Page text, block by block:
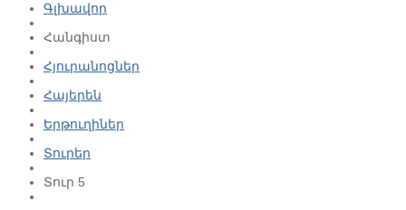
Գլխավոր
Հանգիստ
Հյուրանոցներ
Հայերեն
Երթուղիներ
Տուրեր
Տուր 5